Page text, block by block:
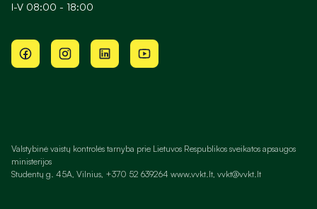
I-V 08:00 - 18:00
Valstybinė vaistų kontrolės tarnyba prie Lietuvos Respublikos sveikatos apsaugos
ministerijos
Studentų g. 45A, Vilnius, +370 52 639264 www.vvkt.lt, vvkt@vvkt.lt